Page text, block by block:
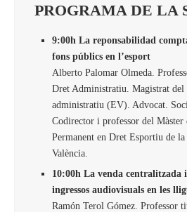
PROGRAMA DE LA
9:00h La reponsabilidad
fons públics en l’esport
Alberto Palomar Olmeda.
Dret Administratiu. Magistrat del
administratiu (EV). Advocat.
Codirector i professor del Màster
Permanent en Dret Esportiu de
València.
10:00h La venda centralitzada
ingressos audiovisuals en les
Ramón Terol Gómez. Professor